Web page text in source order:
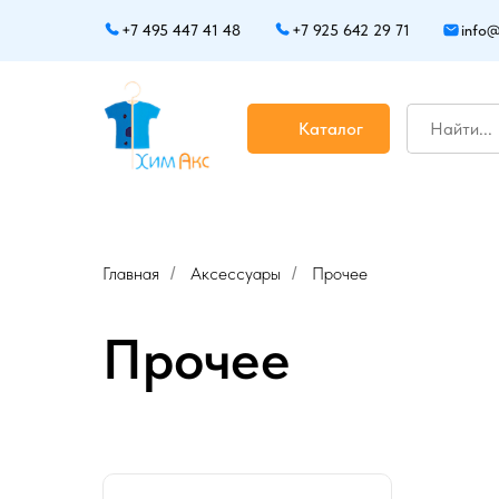
+7 495 447 41 48 +7 925 642 29 71
Каталог
Главная / Аксессуары / Прочее
Прочее